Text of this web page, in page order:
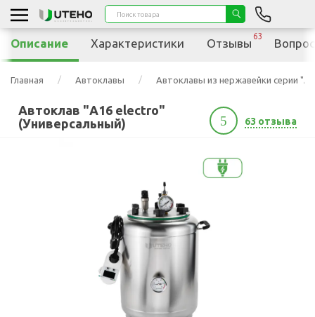
Главная Автоклавы Автоклавы из нержавейки серии "А"
Автоклав "А16 electro"
(Универсальный)
5 63 отзыва
Описание Характеристики Отзывы
63